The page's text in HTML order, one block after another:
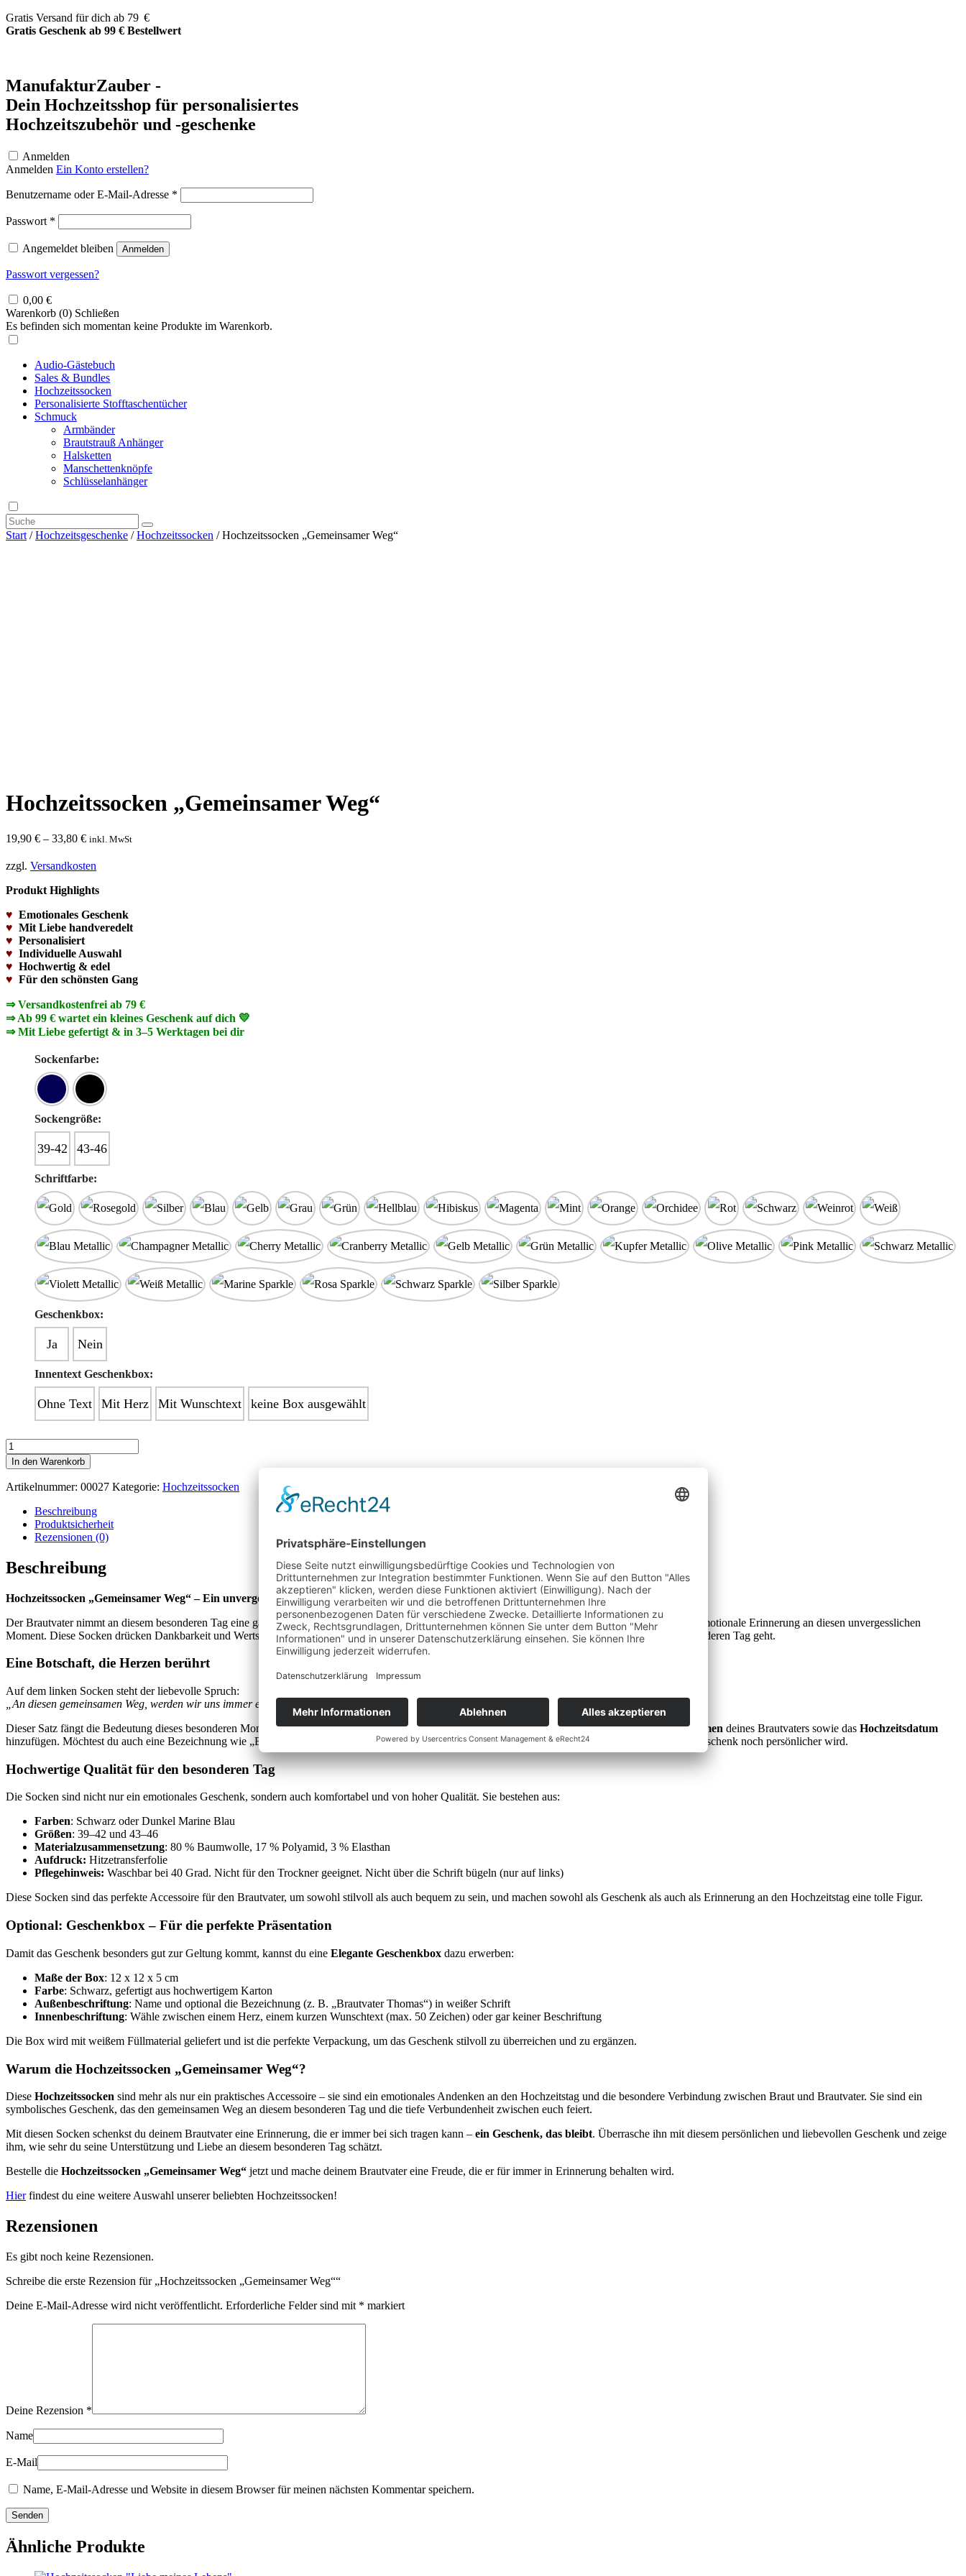
Zum
Inhalt
Gratis Versand für dich ab 79 €
Gratis Geschenk ab 99 € Bestellwert
ManufakturZauber -
Dein Hochzeitsshop für personalisiertes
Hochzeitszubehör und -geschenke
Anmelden
Anmelden Ein Konto erstellen?
Benutzername oder E-Mail-Adresse *
Passwort *
Angemeldet bleiben Anmelden
Passwort vergessen?
0,00 €
Warenkorb (0) Schließen
Es befinden sich momentan keine Produkte im Warenkorb.
Audio-Gästebuch
Sales & Bundles
Hochzeitssocken
Personalisierte Stofftaschentücher
Schmuck
Armbänder
Brautstrauß Anhänger
Halsketten
Manschettenknöpfe
Schlüsselanhänger
Start /Hochzeitsgeschenke /Hochzeitssocken / Hochzeitssocken „Gemeinsamer Weg“
Hochzeitssocken „Gemeinsamer Weg“
19,90 € – 33,80 € inkl. MwSt
zzgl. Versandkosten
Produkt Highlights
♥ Emotionales Geschenk
♥ Mit Liebe handveredelt
♥ Personalisiert
♥ Individuelle Auswahl
♥ Hochwertig & edel
♥ Für den schönsten Gang
⇒ Versandkostenfrei ab 79 €
⇒ Ab 99 € wartet ein kleines Geschenk auf dich 💛
⇒ Mit Liebe gefertigt & in 3–5 Werktagen bei dir
Sockenfarbe:
Sockengröße:
39-42 43-46
Schriftfarbe:
Geschenkbox:
Ja Nein
Innentext Geschenkbox:
Ohne Text Mit Herz Mit Wunschtext keine Box ausgewählt
Hochzeitssocken
"Gemeinsamer
Weg"
Menge
In den Warenkorb
Artikelnummer: 00027 Kategorie: Hochzeitssocken
Beschreibung
Produktsicherheit
Rezensionen (0)
Beschreibung
Hochzeitssocken „Gemeinsamer Weg“ – Ein unvergessliches Geschenk für den Brautvater
Der Brautvater nimmt an diesem besonderen Tag eine ganz besondere Rolle ein. Mit denHochzeitssocken „Gemeinsamer Weg“ schenkst du ihm eine emotionale Erinnerung an diesen unvergesslichen
Moment. Diese Socken drücken Dankbarkeit und Wertschätzung aus und bleiben als schönes Symbol für den gemeinsamen Weg, den ihr an diesem besonderen Tag geht.
Eine Botschaft, die Herzen berührt
Auf dem linken Socken steht der liebevolle Spruch:
„An diesen gemeinsamen Weg, werden wir uns immer erinnern.“
Dieser Satz fängt die Bedeutung dieses besonderen Moments ein und bleibt für immer im Gedächtnis. Auf dem rechten Socken kannst du denWunschnamen deines Brautvaters sowie das Hochzeitsdatum
hinzufügen. Möchtest du auch eine Bezeichnung wie „Brautvater Thomas“ einfügen? Kein Problem – gib dies einfach bei der Bestellung an, damit das Geschenk noch persönlicher wird.
Hochwertige Qualität für den besonderen Tag
Die Socken sind nicht nur ein emotionales Geschenk, sondern auch komfortabel und von hoher Qualität. Sie bestehen aus:
Farben: Schwarz oder Dunkel Marine Blau
Größen: 39–42 und 43–46
Materialzusammensetzung: 80 % Baumwolle, 17 % Polyamid, 3 % Elasthan
Aufdruck: Hitzetransferfolie
Pflegehinweis: Waschbar bei 40 Grad. Nicht für den Trockner geeignet. Nicht über die Schrift bügeln (nur auf links)
Diese Socken sind das perfekte Accessoire für den Brautvater, um sowohl stilvoll als auch bequem zu sein, und machen sowohl als Geschenk als auch als Erinnerung an den Hochzeitstag eine tolle Figur.
Optional: Geschenkbox – Für die perfekte Präsentation
Damit das Geschenk besonders gut zur Geltung kommt, kannst du eine Elegante Geschenkbox dazu erwerben:
Maße der Box: 12 x 12 x 5 cm
Farbe: Schwarz, gefertigt aus hochwertigem Karton
Außenbeschriftung: Name und optional die Bezeichnung (z. B. „Brautvater Thomas“) in weißer Schrift
Innenbeschriftung: Wähle zwischen einem Herz, einem kurzen Wunschtext (max. 50 Zeichen) oder gar keiner Beschriftung
Die Box wird mit weißem Füllmaterial geliefert und ist die perfekte Verpackung, um das Geschenk stilvoll zu überreichen und zu ergänzen.
Warum die Hochzeitssocken „Gemeinsamer Weg“?
Diese Hochzeitssocken sind mehr als nur ein praktisches Accessoire – sie sind ein emotionales Andenken an den Hochzeitstag und die besondere Verbindung zwischen Braut und Brautvater. Sie sind ein
symbolisches Geschenk, das den gemeinsamen Weg an diesem besonderen Tag und die tiefe Verbundenheit zwischen euch feiert.
Mit diesen Socken schenkst du deinem Brautvater eine Erinnerung, die er immer bei sich tragen kann – ein Geschenk, das bleibt. Überrasche ihn mit diesem persönlichen und liebevollen Geschenk und zeige
ihm, wie sehr du seine Unterstützung und Liebe an diesem besonderen Tag schätzt.
Bestelle die Hochzeitssocken „Gemeinsamer Weg“ jetzt und mache deinem Brautvater eine Freude, die er für immer in Erinnerung behalten wird.
Hierfindest du eine weitere Auswahl unserer beliebten Hochzeitssocken!
Rezensionen
Es gibt noch keine Rezensionen.
Schreibe die erste Rezension für „Hochzeitssocken „Gemeinsamer Weg““
Deine E-Mail-Adresse wird nicht veröffentlicht. Erforderliche Felder sind mit * markiert
Deine Rezension *
Name
E-Mail
Name, E-Mail-Adresse und Website in diesem Browser für meinen nächsten Kommentar speichern.
Ähnliche Produkte